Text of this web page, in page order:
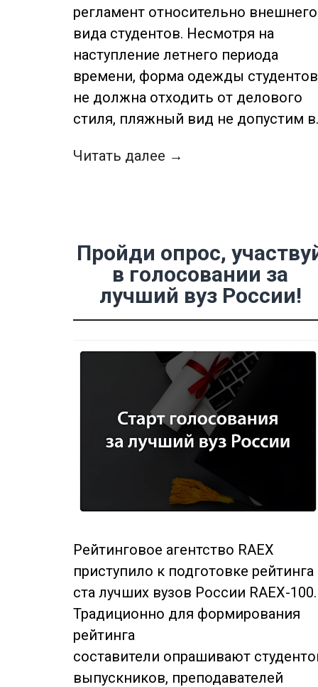
регламент относительно внешнего
вида студентов. Несмотря на
наступление летнего периода
времени, форма одежды студентов
не должна отходить от делового
стиля, пляжный вид не допустим
Читать далее →
Пройди опрос,
в голосовании за
лучший вуз России!
Рейтинговое агентство RAEX
приступило к подготовке рейтинга
ста лучших вузов России RAEX-100.
Традиционно для формирования
рейтинга
составители опрашивают
выпускников, преподавателей